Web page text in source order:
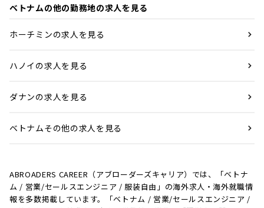
ベトナムの他の勤務地の求人を見る
ホーチミンの求人を見る
ハノイの求人を見る
ダナンの求人を見る
ベトナムその他の求人を見る
ABROADERS CAREER（アブローダーズキャリア）では、「ベトナ
ム / 営業/セールスエンジニア / 服装自由」の海外求人・海外就職情
報を多数掲載しています。「ベトナム / 営業/セールスエンジニア /